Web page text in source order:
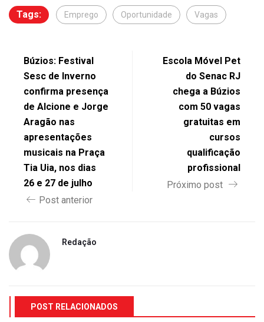
Tags: Emprego Oportunidade Vagas
Búzios: Festival
Sesc de Inverno
confirma presença
de Alcione e Jorge
Aragão nas
apresentações
musicais na Praça
Tia Uia, nos dias
26 e 27 de julho
Post anterior
Escola Móvel Pet
do Senac RJ
chega a Búzios
com 50 vagas
gratuitas em
cursos
qualificação
profissional
Próximo post
Redação
POST RELACIONADOS